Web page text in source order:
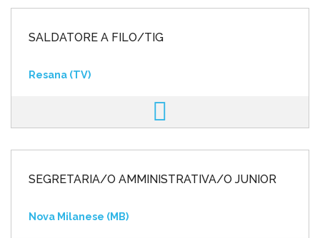
SALDATORE A FILO/TIG
Resana (TV)
SEGRETARIA/O AMMINISTRATIVA/O JUNIOR
Nova Milanese (MB)